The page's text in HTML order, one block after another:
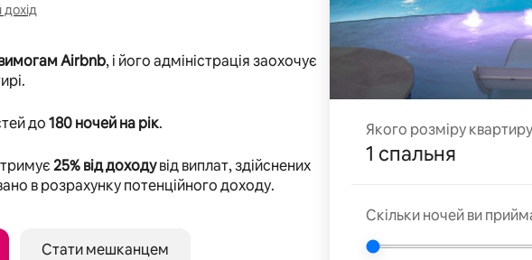
вимогам Airbnb, і його адміністрація заохочує
до180 ночей на рік.
25% від доходувід виплат, здійснених
в розрахунку потенційного доходу.
Стати мешканцем
Якого розміру
1 спальня
Скільки ночей ви